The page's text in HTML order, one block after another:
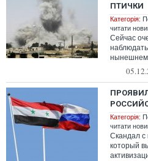
ПТИЧКИ
Категорія:
читати
Сейчас
нынешнем
Категорія:
читати
Скандал
который